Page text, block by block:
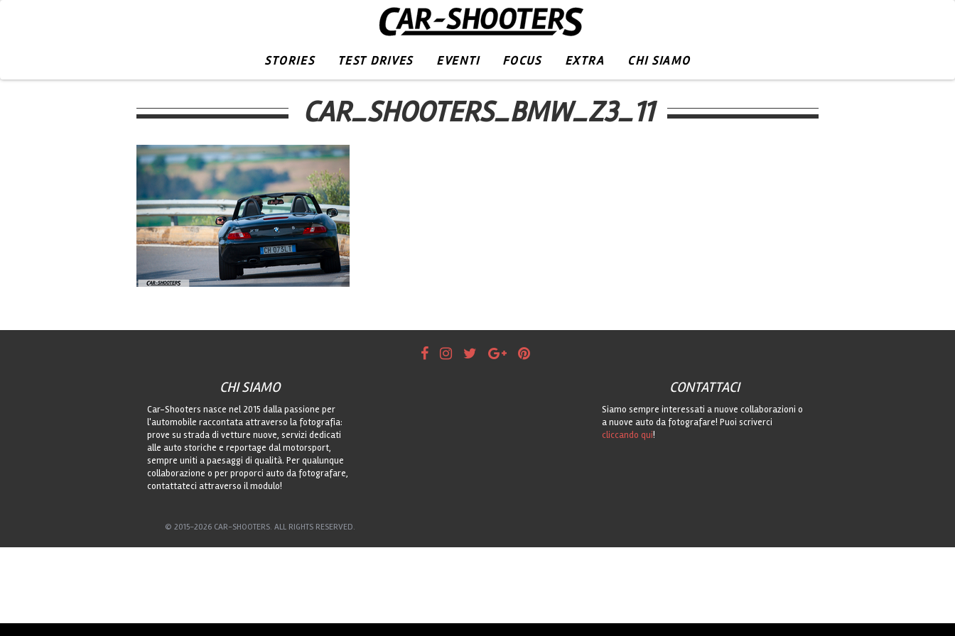
STORIES TEST DRIVES EVENTI FOCUS EXTRA CHI SIAMO
CAR_SHOOTERS_BMW_Z3_11
CHI SIAMO
Car-Shooters nasce nel 2015 dalla passione per
l'automobile raccontata attraverso la fotografia:
prove su strada di vetture nuove, servizi dedicati
alle auto storiche e reportage dal motorsport,
sempre uniti a paesaggi di qualità. Per qualunque
collaborazione o per proporci auto da fotografare,
contattateci attraverso il modulo!
CONTATTACI
Siamo sempre interessati a nuove collaborazioni o
a nuove auto da fotografare! Puoi scriverci
cliccando qui!
© 2015-2026 CAR-SHOOTERS. ALL RIGHTS RESERVED.